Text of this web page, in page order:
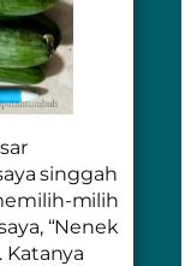
singgah
milih
“Nenek
Katanya